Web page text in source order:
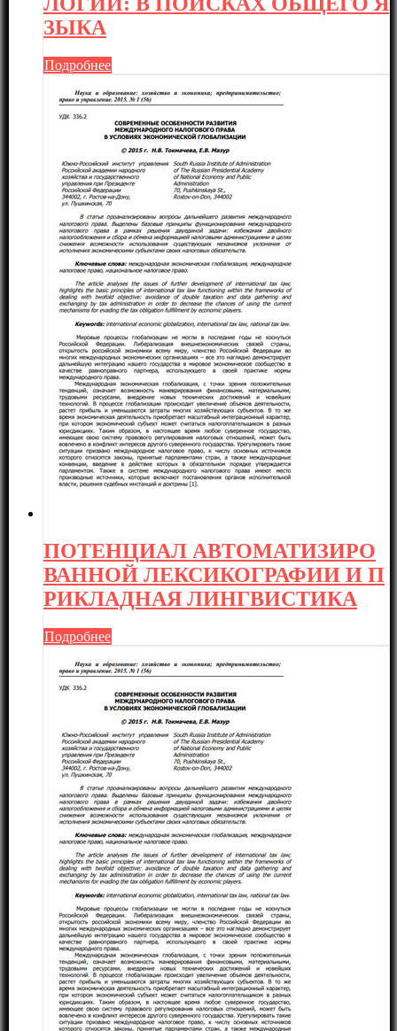
ЗЫКА
Подробнее
ПОТЕНЦИАЛ АВТОМАТИЗИРО
ВАННОЙ ЛЕКСИКОГРАФИИ И П
РИКЛАДНАЯ ЛИНГВИСТИКА
Подробнее